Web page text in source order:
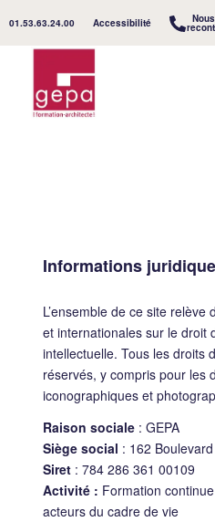
01.53.63.24.00 Accessibilité
Informations
L’ensemble de ce site
et internationales sur le droit
intellectuelle. Tous les droits
réservés, y compris pour les
iconographiques et
Raison sociale: GEPA
Siège social : 162
Siret : 784 286 361 00109
Activité : Formation
acteurs du cadre de vie